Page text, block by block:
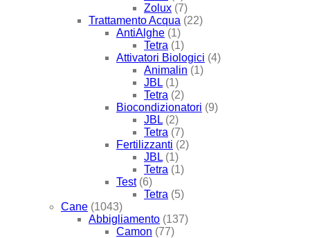
Zolux (7)
Trattamento Acqua (22)
AntiAlghe (1)
Tetra (1)
Attivatori Biologici (4)
Animalin (1)
JBL (1)
Tetra (2)
Biocondizionatori (9)
JBL (2)
Tetra (7)
Fertilizzanti (2)
JBL (1)
Tetra (1)
Test (6)
Tetra (5)
Cane (1043)
Abbigliamento (137)
Camon (77)